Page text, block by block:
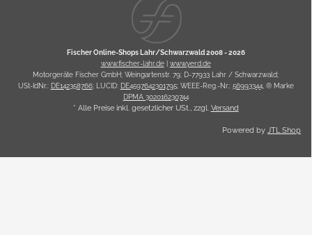
Fischer Online-Shops Lahr/Schwarzwald 2008 -2026
www.fischer-lahr.de| www.yerd.de
Motorgeräte Fischer GmbH; Weingartenstr. 79; D-77933 Lahr / Schwarzwald;
USt-IdNr.: DE142358766; LUCID: DE4597642301795; WEEE-Reg.-Nr.: 56993344, ® Marke
DPMA 302016230744
* Alle Preise inkl. gesetzlicher USt., zzgl. Versand
Powered byJTL Shop